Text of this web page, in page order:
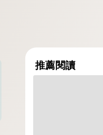
推薦閱讀